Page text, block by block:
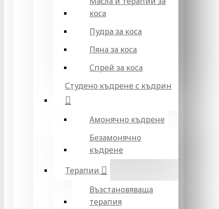
коса
Пудра за коса
Пяна за коса
Спрей за коса
Студено къдрене с къдрин
Амонячно къдрене
Безамонячно
къдрене
Терапии
Възстановяваща
терапия